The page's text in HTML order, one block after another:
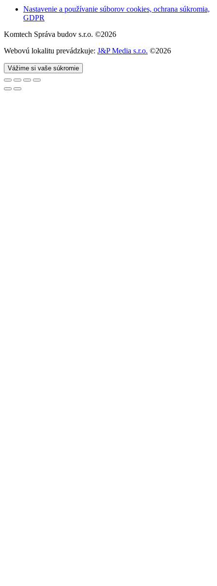
Nastavenie a používanie súborov cookies, ochrana súkromia,
GDPR
Komtech Správa budov s.r.o. ©2026
Webovú lokalitu prevádzkuje: J&P Media s.r.o. ©2026
Vážime si vaše súkromie